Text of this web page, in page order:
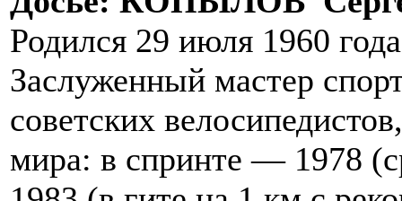
Родился 29 июля 1960
Заслуженный мастер
советских
мира: в спринте — 1978